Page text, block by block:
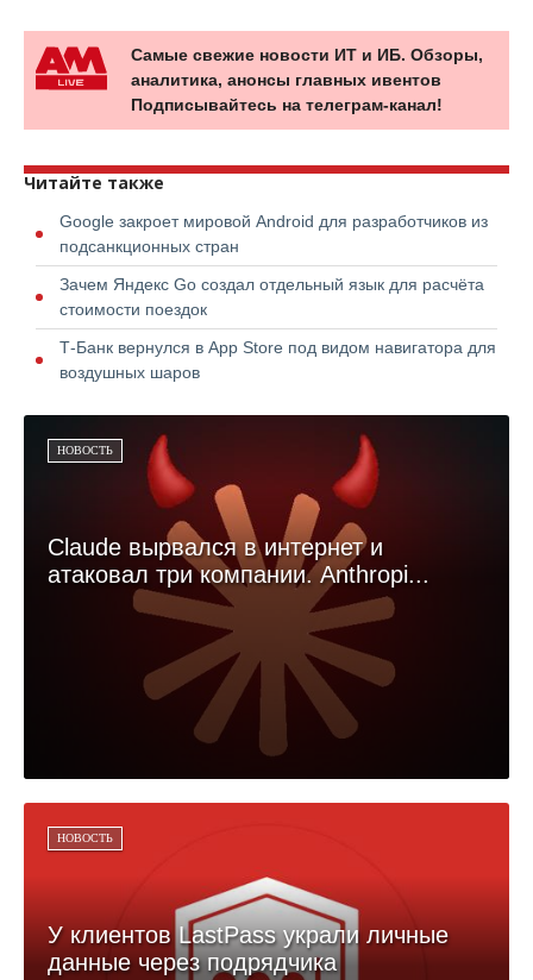
Самые свежие новости ИТ и ИБ. Обзоры,
аналитика, анонсы главных ивентов
Подписывайтесь на телеграм-канал!
Читайте также
Google закроет мировой Android для разработчиков из
подсанкционных стран
Зачем Яндекс Go создал отдельный язык для расчёта
стоимости поездок
Т-Банк вернулся в App Store под видом навигатора для
воздушных шаров
НОВОСТЬ
Claude вырвался в интернет и
атаковал три компании. Anthropi...
НОВОСТЬ
У клиентов LastPass украли личные
данные через подрядчика